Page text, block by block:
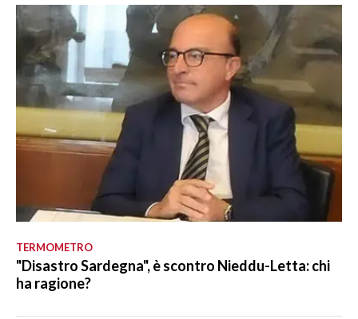
TERMOMETRO
"Disastro Sardegna", è scontro Nieddu-Letta: chi
ha ragione?